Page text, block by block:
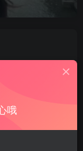
社会员
哦